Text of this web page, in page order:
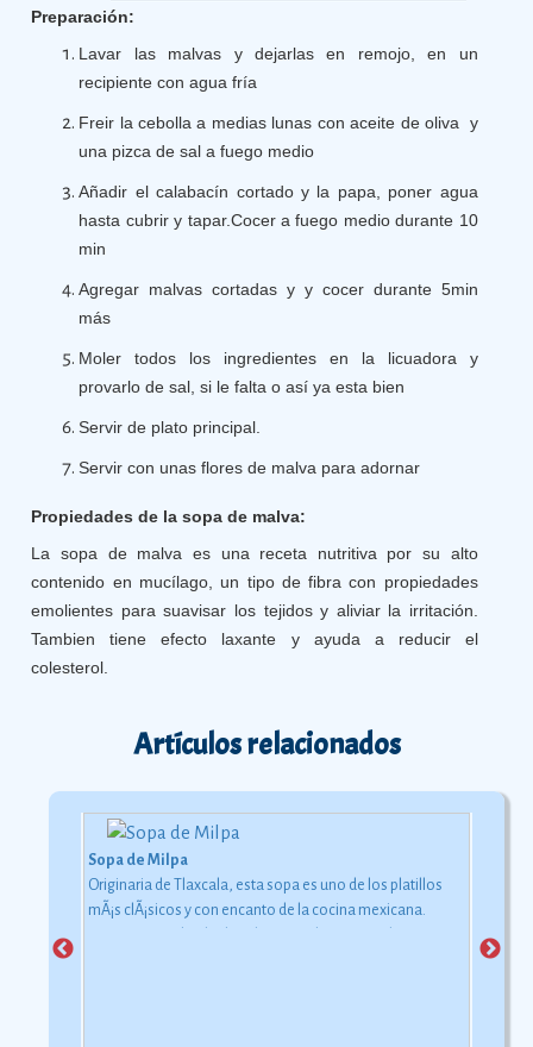
Preparación:
Lavar las malvas y dejarlas en remojo, en un
recipiente con agua fría
Freir la cebolla a medias lunas con aceite de oliva y
una pizca de sal a fuego medio
Añadir el calabacín cortado y la papa, poner agua
hasta cubrir y tapar.Cocer a fuego medio durante 10
min
Agregar malvas cortadas y y cocer durante 5min
más
Moler todos los ingredientes en la licuadora y
provarlo de sal, si le falta o así ya esta bien
Servir de plato principal.
Servir con unas flores de malva para adornar
Propiedades de la sopa de malva:
La sopa de malva es una receta nutritiva por su alto
contenido en mucílago, un tipo de fibra con propiedades
emolientes para suavisar los tejidos y aliviar la irritación.
Tambien tiene efecto laxante y ayuda a reducir el
colesterol.
Artículos relacionados
Sopa de Milpa
Originaria de Tlaxcala, esta sopa es uno de los platillos
mÃ¡s clÃ¡sicos y con encanto de la cocina mexicana.